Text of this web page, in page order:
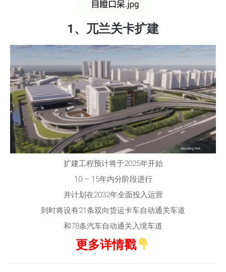
1、兀兰关卡扩建
扩建工程预计将于2025年开始
10 – 15年内分阶段进行
并计划在2032年全面投入运营
到时将设有21条双向货运卡车自动通关车道
和78条汽车自动通关入境车道
更多详情戳